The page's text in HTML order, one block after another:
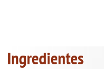
Ingredientes